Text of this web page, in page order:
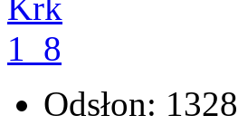
Odsłon: 1328